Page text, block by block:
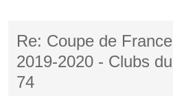
Re: Coupe de France
2019-2020 - Clubs du
74